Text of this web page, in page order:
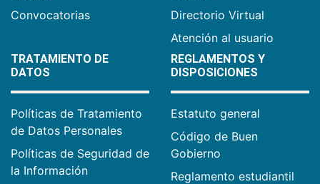
Convocatorias
Directorio Virtual
Atención al usuario
TRATAMIENTO DE
DATOS
Políticas de Tratamiento
de Datos Personales
Políticas de Seguridad de
la Información
REGLAMENTOS Y
DISPOSICIONES
Estatuto general
Código de Buen
Gobierno
Reglamento estudiantil